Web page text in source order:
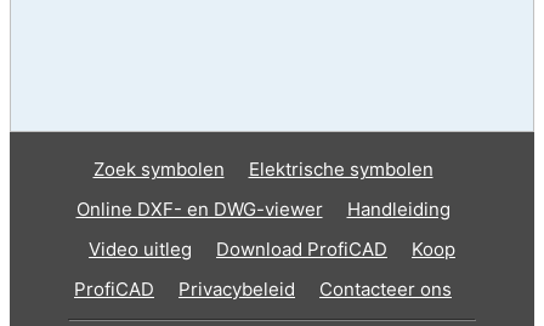
Zoek symbolen
Elektrische symbolen
Online DXF- en DWG-viewer
Handleiding
Video uitleg
Download ProfiCAD
Koop
ProfiCAD
Privacybeleid Contacteer ons